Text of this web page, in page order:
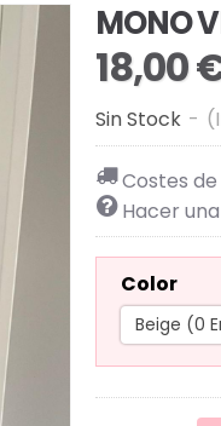
MONO
18,00
Sin Stock -
Costes
Hacer
Color